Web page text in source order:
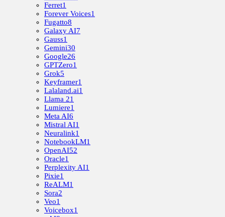
Ferret1
Forever Voices1
Fugatto8
Galaxy AI7
Gauss1
Gemini30
Google26
GPTZero1
Grok5
Keyframer1
Lalaland.ai1
Llama 21
Lumiere1
Meta AI6
Mistral AI1
Neuralink1
NotebookLM1
OpenAI52
Oracle1
Perplexity AI1
Pixie1
ReALM1
Sora2
Veo1
Voicebox1